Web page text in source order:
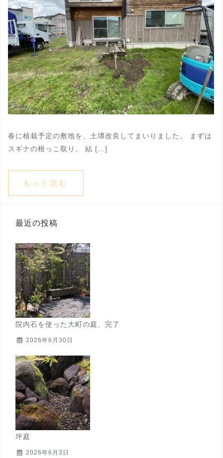
春に植栽予定の敷地を、土壌改良してまいりました。 まずは
スギナの根っこ取り。 結 […]
もっと読む
最近の投稿
院内石を使った大町の庭、完了
2026年6月30日
坪庭
2026年6月3日